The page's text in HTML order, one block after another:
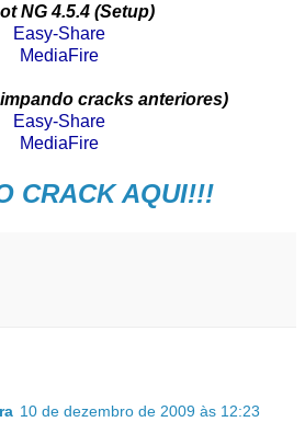
NG 4.5.4 (Setup)
Easy-Share
MediaFire
cracks anteriores)
Easy-Share
MediaFire
CRACK AQUI!!!
10 de dezembro de 2009 às 12:23